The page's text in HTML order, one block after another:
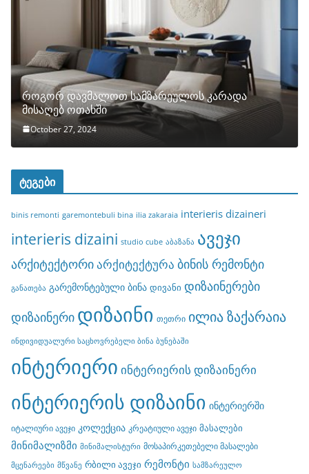
როგორ დავმალოთ სამზარეულოს კარადა
მისაღებ ოთახში
October 27, 2024
ტეგები
binis remonti garemontebuli bina ilia zakaraia interieris dizaineri
interieris dizaini studio cube აბაზანა ავეჯი
არქიტექტორიარქიტექტურა ბინის რემონტი
განათება გარემონტებული ბინა დივანი დიზაინერები
დიზაინერი დიზაინი თეთრი ილია ზაქარაია
ინდივიდუალური საცხოვრებელი ბინა ბუნებაში
ინტერიერი ინტერიერის დიზაინერი
ინტერიერის დიზაინი ინტერიერში
იტალიური ავეჯი კოლექცია კრეატიული ავეჯი მასალები
მინიმალიზმი მინიმალისტური მოსაპირკეთებელი მასალები
მცენარეები მწვანე რბილი ავეჯი რემონტი სამზარეულო